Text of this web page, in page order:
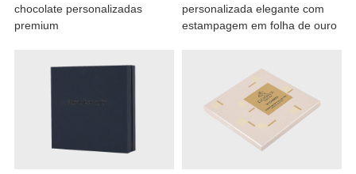
chocolate personalizadas
premium
personalizada elegante com
estampagem em folha de ouro